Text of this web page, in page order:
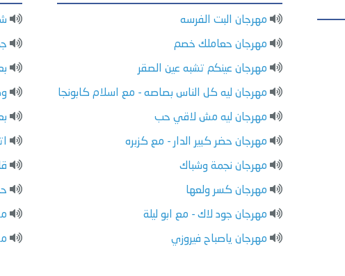
مهرجان البت الفرسه
مهرجان حعاملك خصم
مهرجان عينكم تشبه عين الصقر
مهرجان ليه كل الناس بصاصه - مع اسلام كابونجا
مهرجان ليه مش لاقي حب
مهرجان حضر كبير الدار - مع كزبره
مهرجان نجمة وشباك
مهرجان كسر ولعها
مهرجان جود لاك - مع ابو ليلة
مهرجان ياصباح فيروزي